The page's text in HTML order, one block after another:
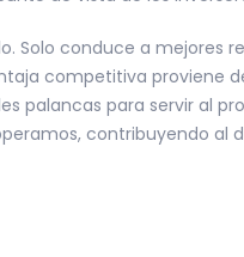
Solo conduce a mejores
competitiva proviene
palancas para servir al
contribuyendo al